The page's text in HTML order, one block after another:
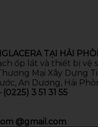
TẠI HẢI
ốp lát và thiết bị vệ
Mại Xây Dựng
An Dương, Hải
(0225) 3 51 31 55
@gmail.com